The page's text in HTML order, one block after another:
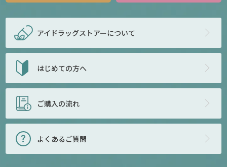
アイドラッグストアーについて
はじめての方へ
ご購入の流れ
よくあるご質問